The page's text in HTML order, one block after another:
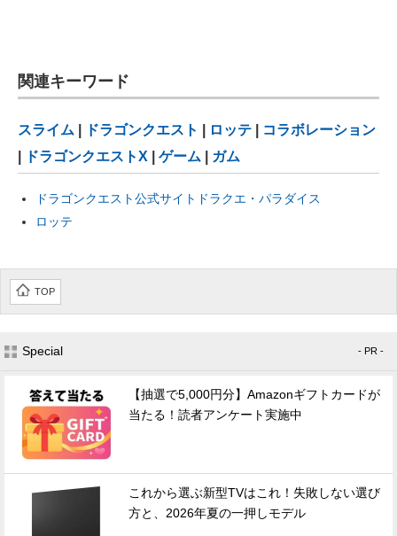
関連キーワード
スライム ドラゴンクエスト ロッテ
コラボレーション
ドラゴンクエストX ゲーム ガム
ドラゴンクエスト公式サイトドラクエ・パラダイス
ロッテ
TOP
Special - PR -
【抽選で5,000円分】Amazonギフトカードが
当たる！読者アンケート実施中
これから選ぶ新型TVはこれ！失敗しない選び
方と、2026年夏の一押しモデル